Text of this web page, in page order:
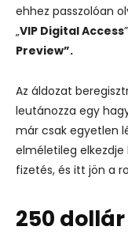
ehhez passzolóan
„VIP Digital Access
Preview”.
Az áldozat
leutánozza egy
már csak egyetlen
elméletileg elkezdje
fizetés, és itt jön a
250